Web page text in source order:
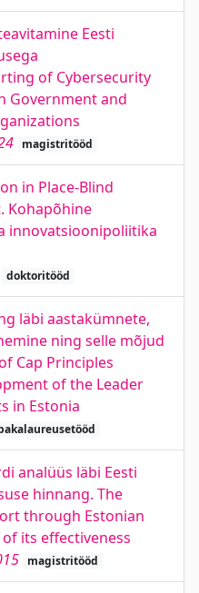
Eesti
of Cybersecurity
Government and
magistritööd
in Place-Blind
Kohapõhine
innovatsioonipoliitika
doktoritööd
läbi aastakümnete,
ning selle mõjud
Cap Principles
of the Leader
in Estonia
analüüs läbi Eesti
hinnang. The
through Estonian
its effectiveness
magistritööd